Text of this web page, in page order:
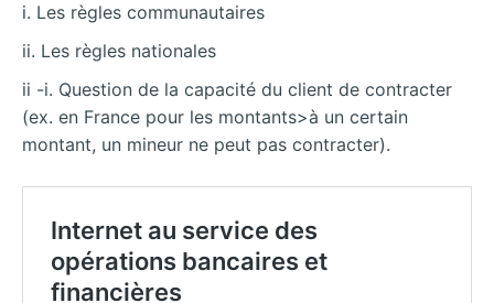
i. Les règles communautaires
ii. Les règles nationales
ii -i. Question de la capacité du client de contracter
(ex. en France pour les montants>à un certain
montant, un mineur ne peut pas contracter).